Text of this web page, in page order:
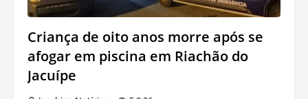
Criança de oito anos morre após se
afogar em piscina em Riachão do
Jacuípe